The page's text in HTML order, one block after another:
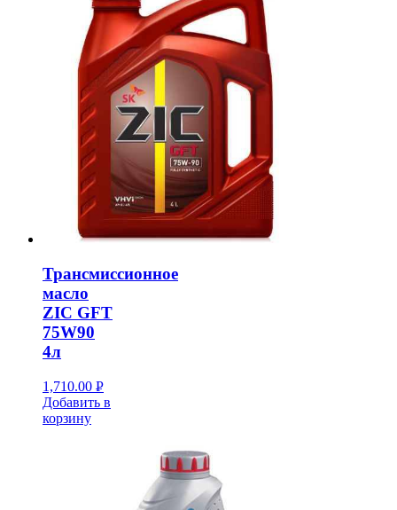
Трансмиссионное
масло
ZIC GFT
75W90
4л
1,710.00 Р
УБ.
Добавить в
корзину